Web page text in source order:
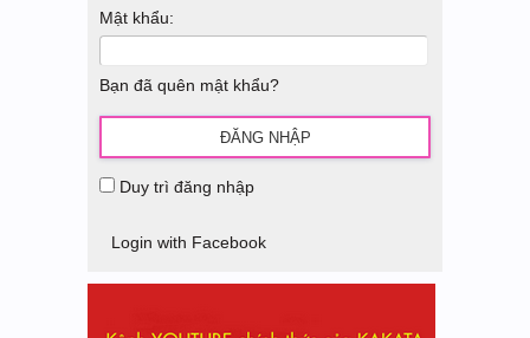
Mật khẩu:
Bạn đã quên mật khẩu?
Duy trì đăng nhập
Login with Facebook